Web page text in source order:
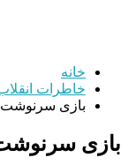
خانه
خاطرات
بازی سرنوشت
بازی